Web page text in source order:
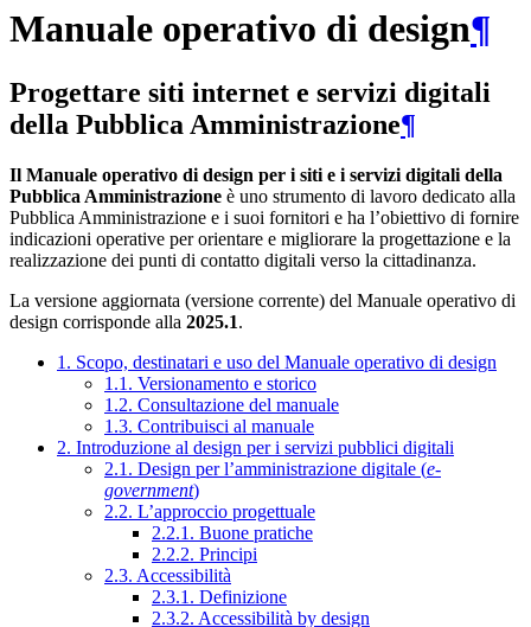
Manuale operativo di design¶
Progettare siti internet e servizi digitali
della Pubblica Amministrazione¶
Il Manuale operativo di design per i siti e i servizi digitali della
Pubblica Amministrazione è uno strumento di lavoro dedicato alla
Pubblica Amministrazione e i suoi fornitori e ha l’obiettivo di fornire
indicazioni operative per orientare e migliorare la progettazione e la
realizzazione dei punti di contatto digitali verso la cittadinanza.
La versione aggiornata (versione corrente) del Manuale operativo di
design corrisponde alla 2025.1.
1. Scopo, destinatari e uso del Manuale operativo di design
1.1. Versionamento e storico
1.2. Consultazione del manuale
1.3. Contribuisci al manuale
2. Introduzione al design per i servizi pubblici digitali
2.1. Design per l’amministrazione digitale (e-
government)
2.2. L’approccio progettuale
2.2.1. Buone pratiche
2.2.2. Principi
2.3. Accessibilità
2.3.1. Definizione
2.3.2. Accessibilità by design